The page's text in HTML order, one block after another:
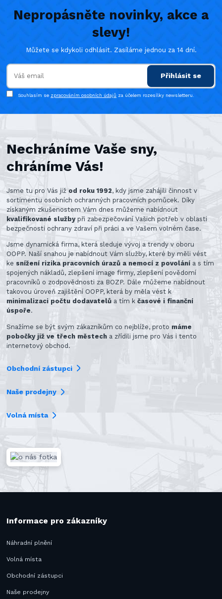
Nepropásněte novinky, akce a
slevy!
Můžete se kdykoli odhlásit. Zasíláme jednou za 14 dní.
Přihlásit se
Souhlasím se zpracováním osobních údajů za účelem rozesílky newsletteru.
Nechráníme Vaše sny,
chráníme Vás!
Jsme tu pro Vás již od roku 1992, kdy jsme zahájili činnost v
sortimentu osobních ochranných pracovních pomůcek. Díky
získaným zkušenostem Vám dnes můžeme nabídnout
kvalifikované službypři zabezpečování Vašich potřeb v oblasti
bezpečnosti ochrany zdraví při práci a ve Vašem volném čase.
Jsme dynamická firma, která sleduje vývoj a trendy v oboru
OOPP. Naší snahou je nabídnout Vám služby, které by měli vést
ke snížení rizika pracovních úrazů a nemocí z povolání a s tím
spojených nákladů, zlepšení image firmy, zlepšení povědomí
pracovníků o zodpovědnosti za BOZP. Dále můžeme nabídnout
takovou úroveň zajištění OOPP, která by měla vést k
minimalizaci počtu dodavatelů a tím kčasové i finanční
úspoře.
Snažíme se být svým zákazníkům co nejblíže, proto máme
pobočky již ve třech městech a zřídili jsme pro Vás i tento
internetový obchod.
Obchodní zástupci
Naše prodejny
Volná místa
Informace pro zákazníky
Náhradní plnění
Volná místa
Obchodní zástupci
Naše prodejny